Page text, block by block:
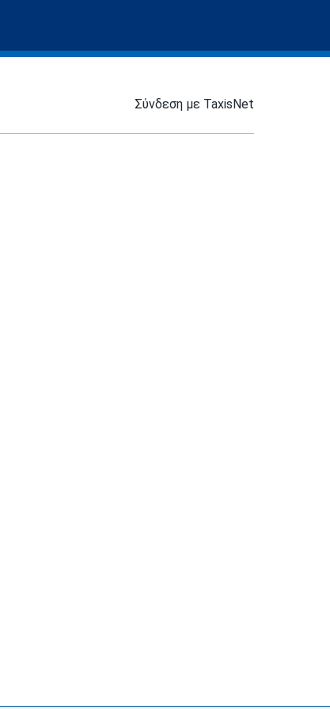
Σύνδεση με TaxisNet